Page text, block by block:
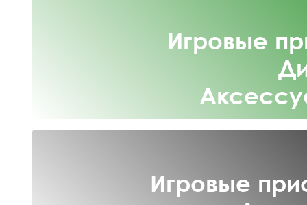
Игровые
Игровые